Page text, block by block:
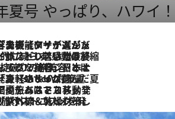
夏号 やっぱり、ハワイ
てる!? 美容ジャーナリストが提案する“掟破りの旅美容”とは
プ】
発表！【Mサイズジップ】